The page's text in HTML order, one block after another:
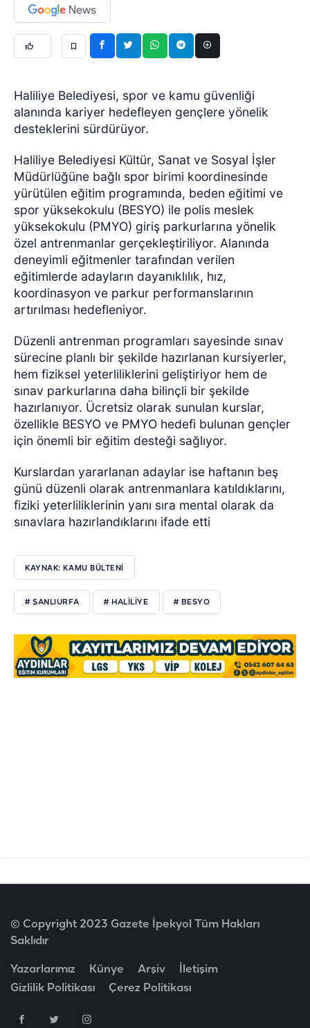
Haliliye Belediyesi, spor ve kamu güvenliği
alanında kariyer hedefleyen gençlere yönelik
desteklerini sürdürüyor.
Haliliye Belediyesi Kültür, Sanat ve Sosyal İşler
Müdürlüğüne bağlı spor birimi koordinesinde
yürütülen eğitim programında, beden eğitimi ve
spor yüksekokulu (BESYO) ile polis meslek
yüksekokulu (PMYO) giriş parkurlarına yönelik
özel antrenmanlar gerçekleştiriliyor. Alanında
deneyimli eğitmenler tarafından verilen
eğitimlerde adayların dayanıklılık, hız,
koordinasyon ve parkur performanslarının
artırılması hedefleniyor.
Düzenli antrenman programları sayesinde sınav
sürecine planlı bir şekilde hazırlanan kursiyerler,
hem fiziksel yeterliliklerini geliştiriyor hem de
sınav parkurlarına daha bilinçli bir şekilde
hazırlanıyor. Ücretsiz olarak sunulan kurslar,
özellikle BESYO ve PMYO hedefi bulunan gençler
için önemli bir eğitim desteği sağlıyor.
Kurslardan yararlanan adaylar ise haftanın beş
günü düzenli olarak antrenmanlara katıldıklarını,
fiziki yeterliliklerinin yanı sıra mental olarak da
sınavlara hazırlandıklarını ifade etti
KAYNAK: KAMU BÜLTENİ
# ŞANLIURFA # HALİLİYE # BESYO
© Copyright 2023 Gazete İpekyol Tüm Hakları
Saklıdır
Yazarlarımız Künye Arşiv
İletişim
Gizlilik Politikası
Çerez Politikası